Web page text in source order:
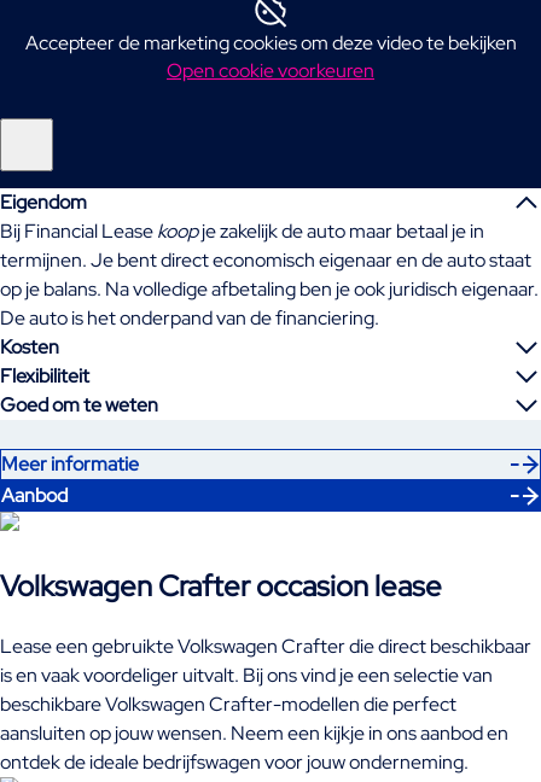
Accepteer de marketing cookies om deze video te bekijken
Open cookie voorkeuren
Eigendom
Bij Financial Leasekoopje zakelijk de auto maar betaal je in
termijnen. Je bent direct economisch eigenaar en de auto staat
op je balans. Na volledige afbetaling ben je ook juridisch eigenaar.
De auto is het onderpand van de financiering.
Kosten
Flexibiliteit
Goed om te weten
Meer informatie
Aanbod
Volkswagen Crafter occasion lease
Lease een gebruikte Volkswagen Crafter die direct beschikbaar
is en vaak voordeliger uitvalt. Bij ons vind je een selectie van
beschikbare Volkswagen Crafter-modellen die perfect
aansluiten op jouw wensen. Neem een kijkje in ons aanbod en
ontdek de ideale bedrijfswagen voor jouw onderneming.